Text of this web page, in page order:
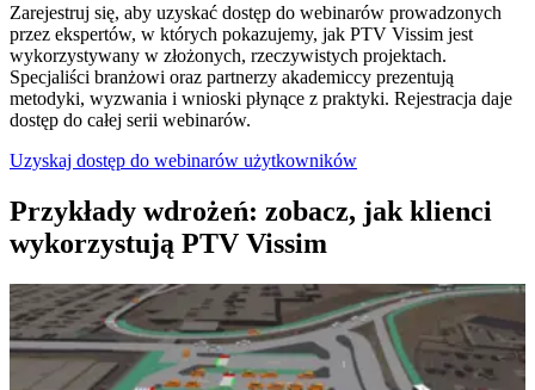
Zarejestruj się, aby uzyskać dostęp do webinarów prowadzonych
przez ekspertów, w których pokazujemy, jak PTV Vissim jest
wykorzystywany w złożonych, rzeczywistych projektach.
Specjaliści branżowi oraz partnerzy akademiccy prezentują
metodyki, wyzwania i wnioski płynące z praktyki. Rejestracja daje
dostęp do całej serii webinarów.
Uzyskaj dostęp do webinarów użytkowników
Przykłady wdrożeń: zobacz, jak klienci
wykorzystują PTV Vissim